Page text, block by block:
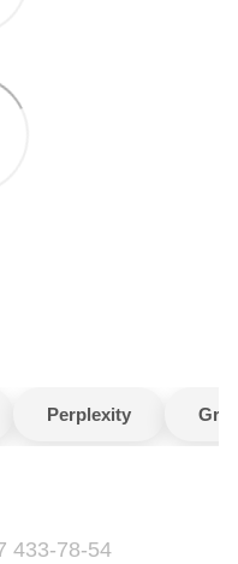
Perplexity
433-78-54